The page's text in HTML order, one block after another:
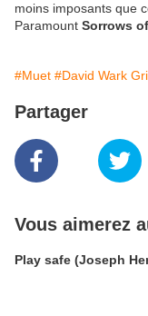
moins imposants que
Paramount Sorrows
#Muet #David Wark
Partager
Vous aimerez
Play safe (Joseph